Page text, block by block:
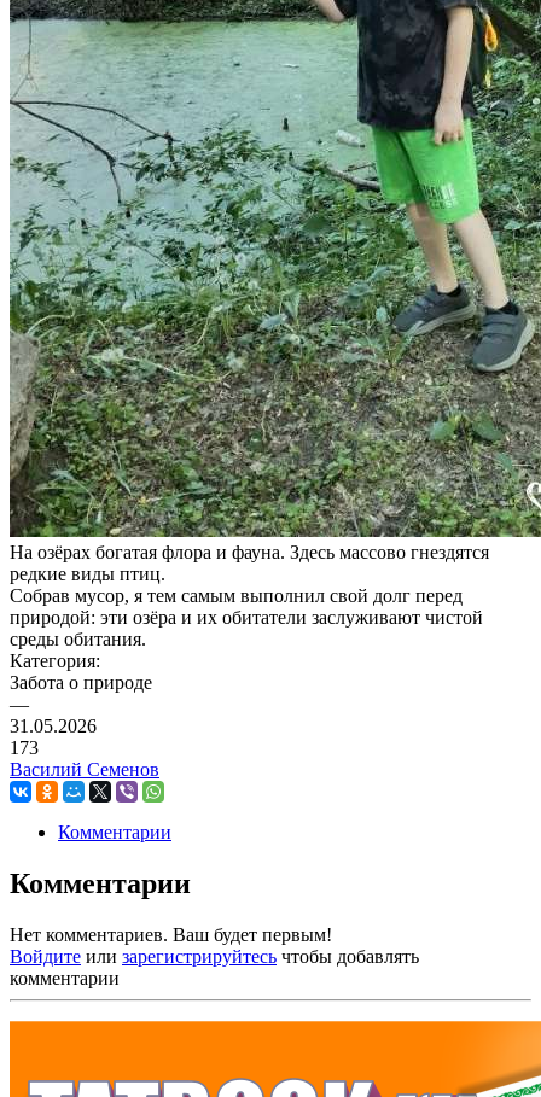
На озёрах богатая флора и фауна. Здесь массово гнездятся
редкие виды птиц.
Собрав мусор, я тем самым выполнил свой долг перед
природой: эти озёра и их обитатели заслуживают чистой
среды обитания.
Категория:
Забота о природе
—
31.05.2026
173
Василий Семенов
Комментарии
Комментарии
Нет комментариев. Ваш будет первым!
Войдите или зарегистрируйтесь чтобы добавлять
комментарии